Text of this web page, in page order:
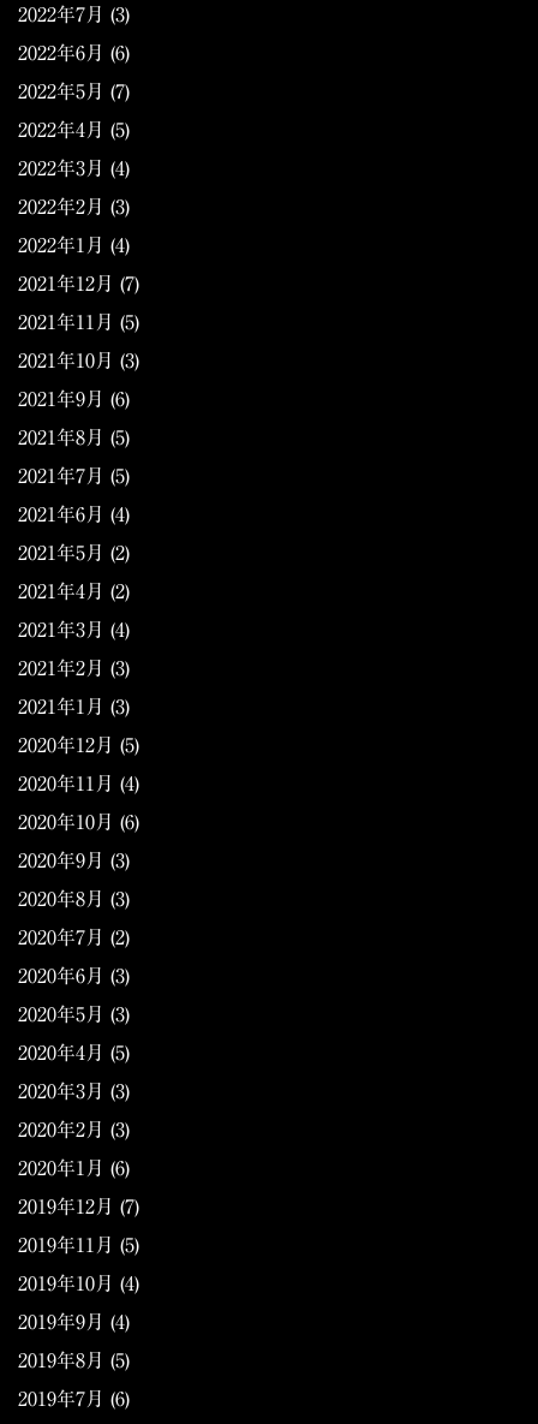
2022年7月 (3)
2022年6月 (6)
2022年5月 (7)
2022年4月 (5)
2022年3月 (4)
2022年2月 (3)
2022年1月 (4)
2021年12月 (7)
2021年11月 (5)
2021年10月 (3)
2021年9月 (6)
2021年8月 (5)
2021年7月 (5)
2021年6月 (4)
2021年5月 (2)
2021年4月 (2)
2021年3月 (4)
2021年2月 (3)
2021年1月 (3)
2020年12月 (5)
2020年11月 (4)
2020年10月 (6)
2020年9月 (3)
2020年8月 (3)
2020年7月 (2)
2020年6月 (3)
2020年5月 (3)
2020年4月 (5)
2020年3月 (3)
2020年2月 (3)
2020年1月 (6)
2019年12月 (7)
2019年11月 (5)
2019年10月 (4)
2019年9月 (4)
2019年8月 (5)
2019年7月 (6)